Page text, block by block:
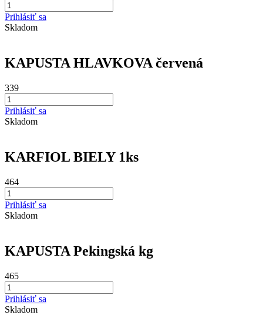
Prihlásiť sa
Skladom
KAPUSTA HLAVKOVA červená
339
Prihlásiť sa
Skladom
KARFIOL BIELY 1ks
464
Prihlásiť sa
Skladom
KAPUSTA Pekingská kg
465
Prihlásiť sa
Skladom